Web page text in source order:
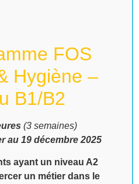
FOS
Hygiène –
B1/B2
(3 semaines)
au 19 décembre 2025
ayant un niveau A2
un métier dans le